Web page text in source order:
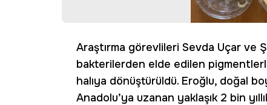
Araştırma görevlileri Sevda Uçar ve
bakterilerden elde edilen
halıya dönüştürüldü. Eroğlu, doğal
Anadolu’ya uzanan yaklaşık 2 bin